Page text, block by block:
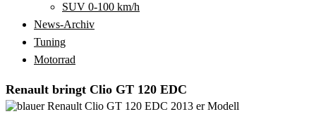
SUV 0-100 km/h
News-Archiv
Tuning
Motorrad
Renault bringt Clio GT 120 EDC